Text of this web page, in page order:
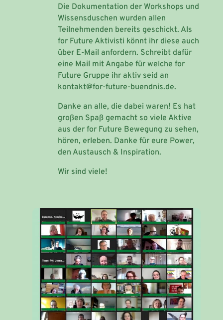
Die Dokumentation der Workshops und
Wissensduschen wurden allen
Teilnehmenden bereits geschickt. Als
for Future Aktivisti könnt ihr diese auch
über E-Mail anfordern. Schreibt dafür
eine Mail mit Angabe für welche for
Future Gruppe ihr aktiv seid an
kontakt@for-future-buendnis.de.
Danke an alle, die dabei waren! Es hat
großen Spaß gemacht so viele Aktive
aus der for Future Bewegung zu sehen,
hören, erleben. Danke für eure Power,
den Austausch & Inspiration.
Wir sind viele!